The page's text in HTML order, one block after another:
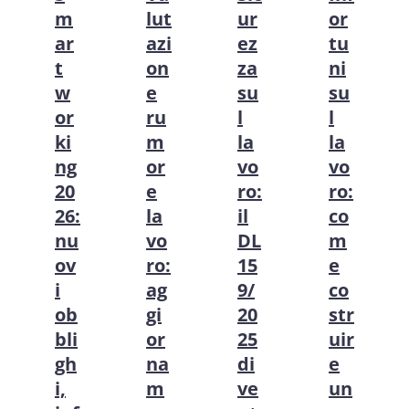
m
ar
t
w
or
ki
ng
20
26:
nu
ov
i
ob
bli
gh
i,
lut
azi
on
e
ru
m
or
e
la
vo
ro:
ag
gi
or
na
m
ur
ez
za
su
l
la
vo
ro:
il
DL
15
9/
20
25
di
ve
or
tu
ni
su
l
la
vo
ro:
co
m
e
co
str
uir
e
un